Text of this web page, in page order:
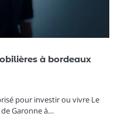
à bordeaux
pour investir ou vivre Le
Garonne à…